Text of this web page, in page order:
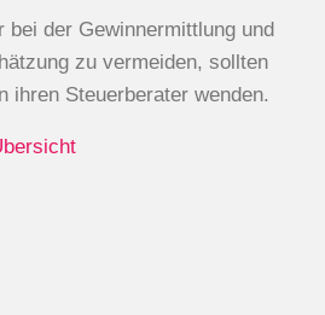
bei der Gewinnermittlung und
zu vermeiden, sollten
ihren Steuerberater wenden.